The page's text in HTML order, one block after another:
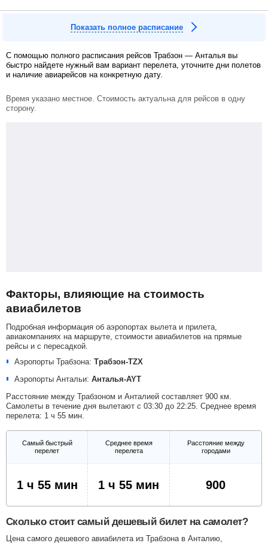
Показать полное расписание
С помощью полного расписания рейсов Трабзон — Анталья вы
быстро найдете нужный вам вариант перелета, уточните дни полетов
и наличие авиарейсов на конкретную дату.
Время указано местное. Стоимость актуальна для рейсов в одну
сторону.
Факторы, влияющие на стоимость
авиабилетов
Подробная информация об аэропортах вылета и прилета,
авиакомпаниях на маршруте, стоимости авиабилетов на прямые
рейсы и с пересадкой.
Аэропорты Трабзона: Трабзон-TZX
Аэропорты Антальи: Анталья-AYT
Расстояние между Трабзоном и Анталией составляет 900 км.
Самолеты в течение дня вылетают с 03:30 до 22:25. Среднее время
перелета: 1 ч 55 мин.
Самый быстрый
перелет
Среднее время
перелета
Расстояние между
городами
1 ч 55 мин 1 ч 55 мин 900
Сколько стоит самый дешевый билет на самолет?
Цена самого дешевого авиабилета из Трабзона в Анталию,